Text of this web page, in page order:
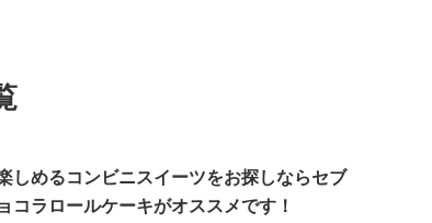
しめるコンビニスイーツをお探しならセブ
コラロールケーキがオススメです！